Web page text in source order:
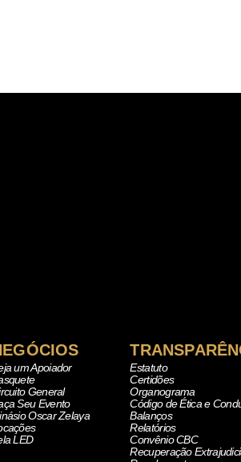
um Apoiador
General
Seu Evento
Oscar Zelaya
LED
Estatuto
Certidões
Organograma
Código de Ética e
Balanços
Relatórios
Convênio CBC
Recuperação